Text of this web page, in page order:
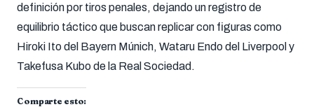
definición por tiros penales, dejando un registro de
equilibrio táctico que buscan replicar con figuras como
Hiroki Ito del Bayern Múnich, Wataru Endo del Liverpool y
Takefusa Kubo de la Real Sociedad.
Comparte esto: